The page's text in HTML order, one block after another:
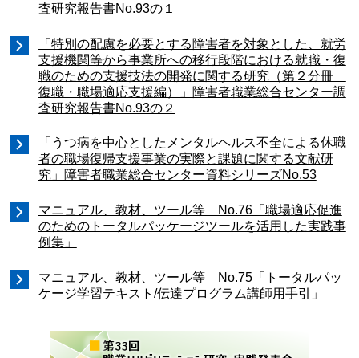
査研究報告書No.93の１
「特別の配慮を必要とする障害者を対象とした、就労
支援機関等から事業所への移行段階における就職・復
職のための支援技法の開発に関する研究（第２分冊
復職・職場適応支援編）」障害者職業総合センター調
査研究報告書No.93の２
「うつ病を中心としたメンタルヘルス不全による休職
者の職場復帰支援事業の実際と課題に関する文献研
究」障害者職業総合センター資料シリーズNo.53
マニュアル、教材、ツール等 No.76「職場適応促進
のためのトータルパッケージツールを活用した実践事
例集」
マニュアル、教材、ツール等 No.75「トータルパッ
ケージ学習テキスト/伝達プログラム講師用手引」